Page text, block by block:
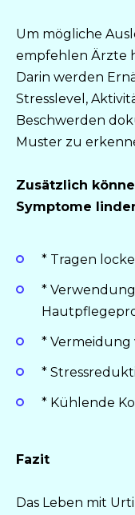
Um mögliche
empfehlen Ärzte
Darin werden
Stresslevel,
Beschwerden
Muster zu
Zusätzlich
Symptome
* Tragen
*
*
*
* Kühlende
Fazit
Das Leben mit